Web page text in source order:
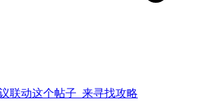
联动这个帖子 来寻找攻略